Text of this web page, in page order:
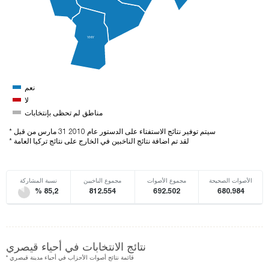
YHY
نعم
لا
مناطق لم تحظى بإنتخابات
* سيتم توفير نتائج الاستفتاء على الدستور عام 2010 31 مارس من قبل
* لقد تم اضافة نتائج الناخبين في الخارج على نتائج تركيا العامة
نسبة المشاركة
% 85,2
مجموع الناخبين
812.554
مجموع الأصوات
692.502
الأصوات الصحيحة
680.984
نتائج الانتخابات في أحياء قيصري
* قائمة نتائج أصوات الأحزاب في أحياء مدينة قيصري